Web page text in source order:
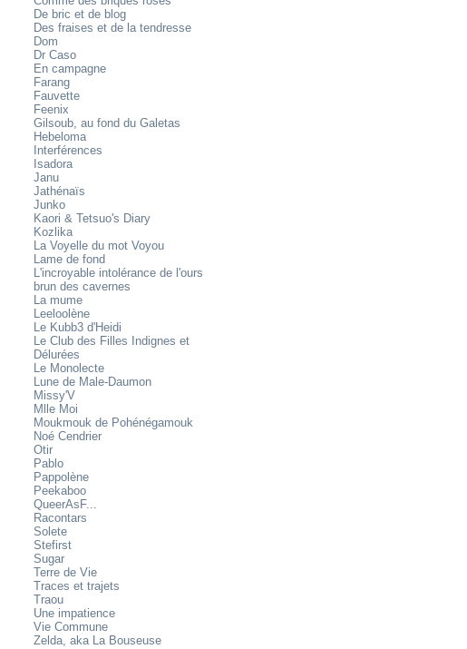
De bric et de blog
Des fraises et de la tendresse
Dom
Dr Caso
En campagne
Farang
Fauvette
Feenix
Gilsoub, au fond du Galetas
Hebeloma
Interférences
Isadora
Janu
Jathénaïs
Junko
Kaori & Tetsuo's Diary
Kozlika
La Voyelle du mot Voyou
Lame de fond
L'incroyable intolérance de l'ours
brun des cavernes
La mume
Leeloolène
Le Kubb3 d'Heidi
Le Club des Filles Indignes et
Délurées
Le Monolecte
Lune de Male-Daumon
Missy'V
Mlle Moi
Moukmouk de Pohénégamouk
Noé Cendrier
Otir
Pablo
Pappolène
Peekaboo
QueerAsF...
Racontars
Solete
Stefirst
Sugar
Terre de Vie
Traces et trajets
Traou
Une impatience
Vie Commune
Zelda, aka La Bouseuse